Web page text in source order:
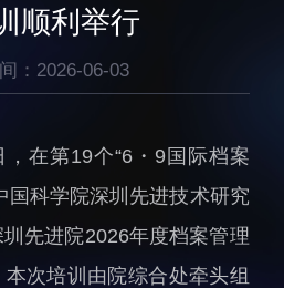
合成生物学研究所
材料人工智能研究所
顺利举行
：2026-06-03
在第19个“6・9国际档案
国科学院深圳先进技术研究
先进院2026年度档案管理
次培训由院综合处牵头组